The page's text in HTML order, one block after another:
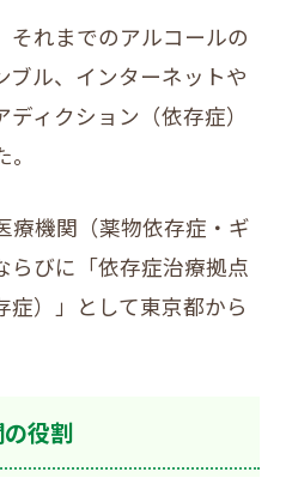
それまでのアルコールの
ブル、インターネットや
ィクション（依存症）
療機関（薬物依存症・ギ
らびに「依存症治療拠点
）」として東京都から
役割